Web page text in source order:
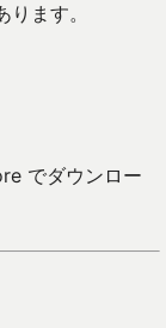
ます。
でダウンロー